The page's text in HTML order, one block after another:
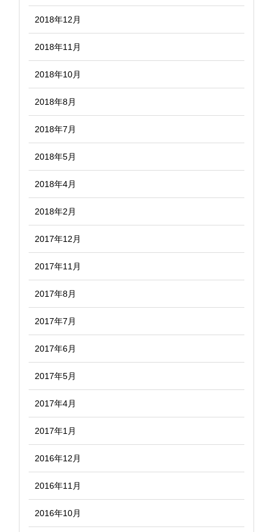
2018年12月
2018年11月
2018年10月
2018年8月
2018年7月
2018年5月
2018年4月
2018年2月
2017年12月
2017年11月
2017年8月
2017年7月
2017年6月
2017年5月
2017年4月
2017年1月
2016年12月
2016年11月
2016年10月